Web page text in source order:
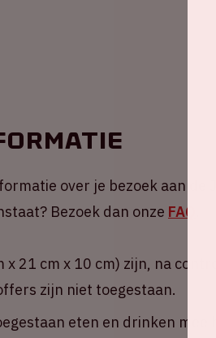
over je bezoek aan de
Bezoek dan onze FAQ
21 cm x 10 cm) zijn, na
zijn niet toegestaan.
eten en drinken mee